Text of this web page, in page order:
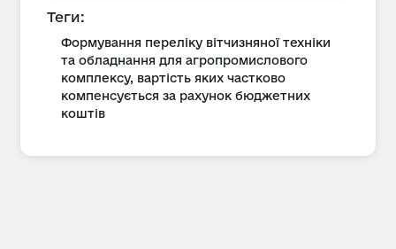
Теги:
Формування переліку вітчизняної техніки
та обладнання для агропромислового
комплексу, вартість яких частково
компенсується за рахунок бюджетних
коштів